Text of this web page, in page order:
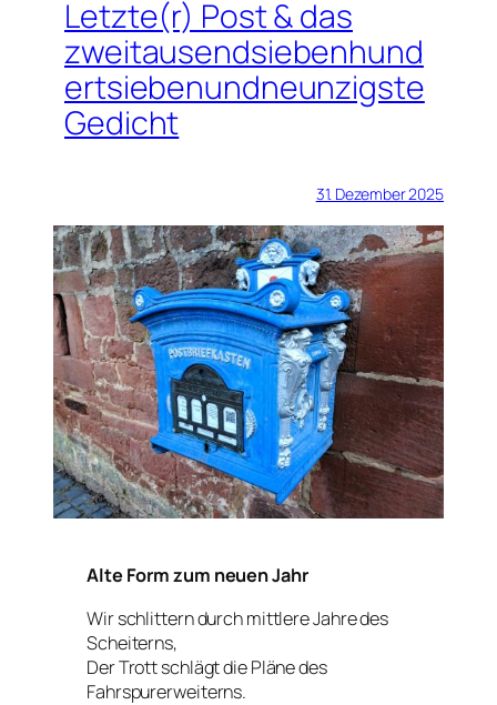
Letzte(r) Post & das
zweitausendsiebenhund
ertsiebenundneunzigste
Gedicht
31. Dezember 2025
Alte Form zum neuen Jahr
Wir schlittern durch mittlere Jahre des
Scheiterns,
Der Trott schlägt die Pläne des
Fahrspurerweiterns.